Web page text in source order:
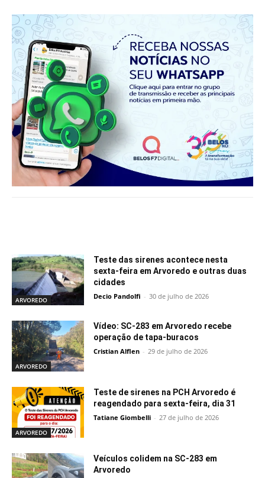
ARVOREDO
Teste das sirenes acontece nesta
sexta-feira em Arvoredo e outras duas
cidades
Decio Pandolfi - 30 de julho de 2026
ARVOREDO
Vídeo: SC-283 em Arvoredo recebe
operação de tapa-buracos
Cristian Alflen - 29 de julho de 2026
ARVOREDO
Teste de sirenes na PCH Arvoredo é
reagendado para sexta-feira, dia 31
Tatiane Giombelli - 27 de julho de 2026
Veículos colidem na SC-283 em
Arvoredo